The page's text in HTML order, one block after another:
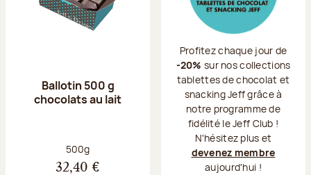
Ballotin 500 g
chocolats au lait
Poids net :
500g
32,40 €
Profitez chaque jour de
-20% sur nos collections
tablettes de chocolat et
snacking Jeff grâce à
notre programme de
fidélité le Jeff Club !
N'hésitez plus et
devenez membre
aujourd'hui !